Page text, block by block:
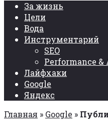
За жизнь
Цели
Вода
Инструментарий
SEO
Performance
Лайфхаки
Google
Яндекс
Главная » Google »